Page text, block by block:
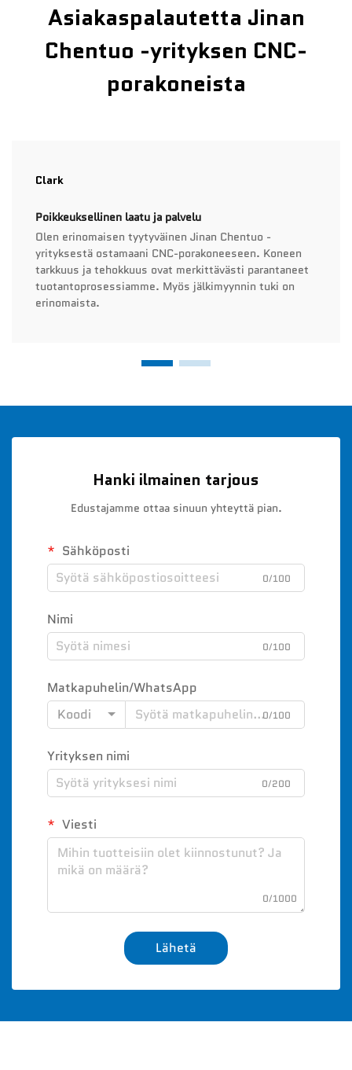
Asiakaspalautetta Jinan
Chentuo -yrityksen CNC-
porakoneista
Clark
Poikkeuksellinen laatu ja palvelu
Olen erinomaisen tyytyväinen Jinan Chentuo -
yrityksestä ostamaani CNC-porakoneeseen. Koneen
tarkkuus ja tehokkuus ovat merkittävästi parantaneet
tuotantoprosessiamme. Myös jälkimyynnin tuki on
erinomaista.
Hanki ilmainen tarjous
Edustajamme ottaa sinuun yhteyttä pian.
Sähköposti
0/100
Nimi
0/100
Matkapuhelin/WhatsApp
Koodi
0/100
Yrityksen nimi
0/200
Viesti
0/1000
Lähetä